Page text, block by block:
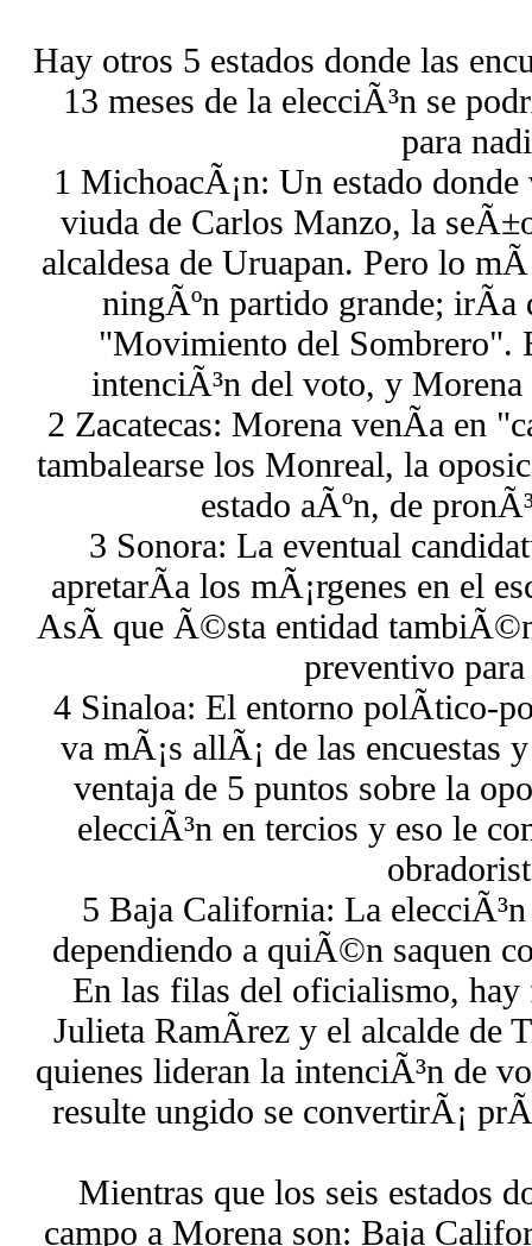
Hay otros 5 estados donde las
13 meses de la elecciÃ³n se
para
1 MichoacÃ¡n: Un estado donde
viuda de Carlos Manzo, la
alcaldesa de Uruapan. Pero lo
ningÃºn partido grande; irÃ­a
"Movimiento del Sombrero".
intenciÃ³n del voto, y
2 Zacatecas: Morena venÃ­a en
tambalearse los Monreal, la
estado aÃºn, de
3 Sonora: La eventual
apretarÃ­a los mÃ¡rgenes en el
AsÃ­ que Ã©sta entidad
preventivo
4 Sinaloa: El entorno polÃ­tico-
va mÃ¡s allÃ¡ de las encuestas
ventaja de 5 puntos sobre la
elecciÃ³n en tercios y eso le
5 Baja California: La
dependiendo a quiÃ©n saquen
En las filas del oficialismo, hay
Julieta RamÃ­rez y el alcalde de
quienes lideran la intenciÃ³n de
resulte ungido se convertirÃ¡
Mientras que los seis estados
campo a Morena son: Baja